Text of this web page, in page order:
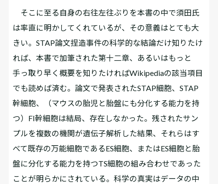
そこに至る自身の右往左往ぶりを本書の中で須田氏
は率直に明かしてくれているが、その意義はとても大
きい。STAP論文捏造事件の科学的な結論だけ知りたけ
れば、本書で加筆された第十二章、あるいはもっと
手っ取り早く概要を知りたければWikipediaの該当項目
でも読めば済む。論文で発表されたSTAP細胞、STAP
幹細胞、（マウスの胎児と胎盤にも分化する能力を持
つ）FI幹細胞は結局、存在しなかった。残されたサン
プルを複数の機関が遺伝子解析した結果、それらはす
べて既存の万能細胞であるES細胞、またはES細胞と胎
盤に分化する能力を持つTS細胞の組み合わせであった
ことが明らかにされている。科学の真実はデータの中